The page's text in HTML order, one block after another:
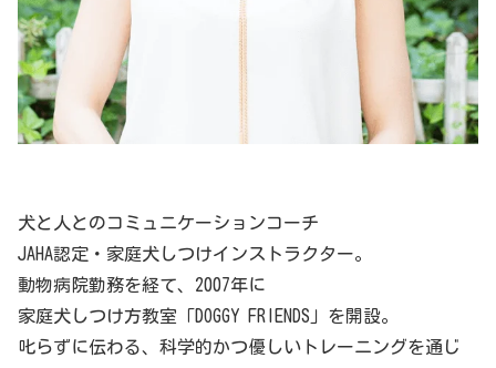
犬と人とのコミュニケーションコーチ
JAHA認定・家庭犬しつけインストラクター。
動物病院勤務を経て、2007年に
家庭犬しつけ方教室「DOGGY FRIENDS」を開設。
叱らずに伝わる、科学的かつ優しいトレーニングを通じ